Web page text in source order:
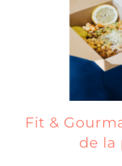
Fit &
de la